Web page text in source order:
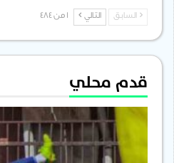
السابق التالي
قدم محلي